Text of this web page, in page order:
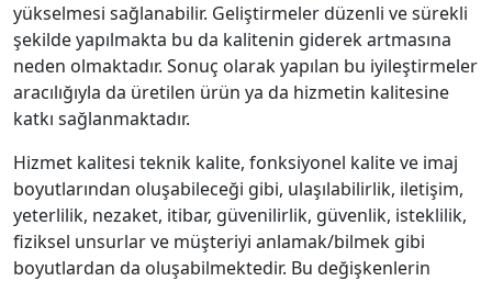
yükselmesi sağlanabilir. Geliştirmeler düzenli ve sürekli
şekilde yapılmakta bu da kalitenin giderek artmasına
neden olmaktadır. Sonuç olarak yapılan bu iyileştirmeler
aracılığıyla da üretilen ürün ya da hizmetin kalitesine
katkı sağlanmaktadır.
Hizmet kalitesi teknik kalite, fonksiyonel kalite ve imaj
boyutlarından oluşabileceği gibi, ulaşılabilirlik, iletişim,
yeterlilik, nezaket, itibar, güvenilirlik, güvenlik, isteklilik,
fiziksel unsurlar ve müşteriyi anlamak/bilmek gibi
boyutlardan da oluşabilmektedir. Bu değişkenlerin